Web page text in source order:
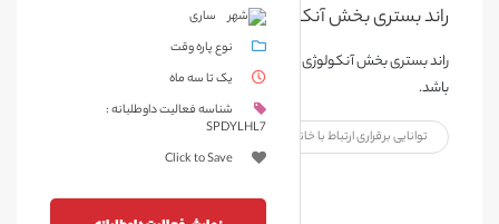
راند بستری بخش آنکولوژی بیمارستان بوعلی ساری
باشد.
توانایی برقراری ارتباط با خانواده بیمار
ساری
نوع پاره وقت
یک تا سه ماه
شناسه فعالیت داوطلبانه :
SPDYLHL7
Click to Save